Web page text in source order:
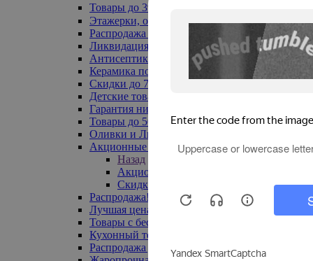
Товары до 399₽
Этажерки, обувницы
Распродажа текстиля до -50%
Ликвидация до -70%
Антисептики
Керамика по 129 руб
Скидки до 70%
Детские товары
Гарантия низкой цены
Товары до 500 руб
Оливки и Лимоны
Акционные товары
Назад
Акционные товары
Скидка 20% по промокоду
Распродажа! Ульяновск до -70%
Лучшая цена
Товары с бесплатной доставкой
Кухонный текстиль
Распродажа до -50%